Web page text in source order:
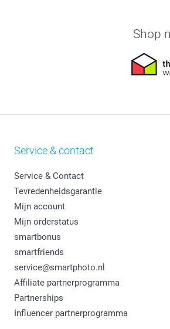
Shop
Service & contact
Service & Contact
Tevredenheidsgarantie
Mijn account
Mijn orderstatus
smartbonus
smartfriends
service@smartphoto.nl
Affiliate partnerprogramma
Partnerships
Influencer partnerprogramma